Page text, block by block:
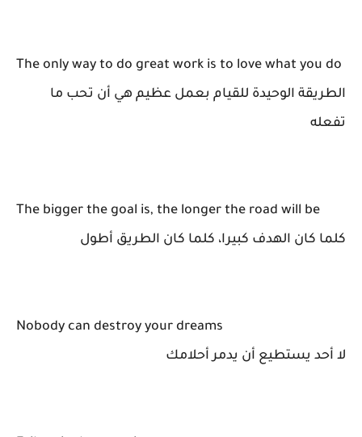
The only way to do great work is to love what you do
الطريقة الوحيدة للقيام بعمل عظيم هي أن تحب ما
تفعله
The bigger the goal is, the longer the road will be
كلما كان الهدف كبيرا، كلما كان الطريق أطول
Nobody can destroy your dreams
لا أحد يستطيع أن يدمر أحلامك